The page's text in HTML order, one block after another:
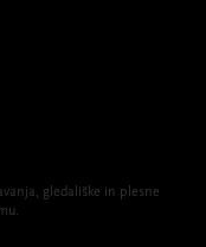
gledališke in plesne